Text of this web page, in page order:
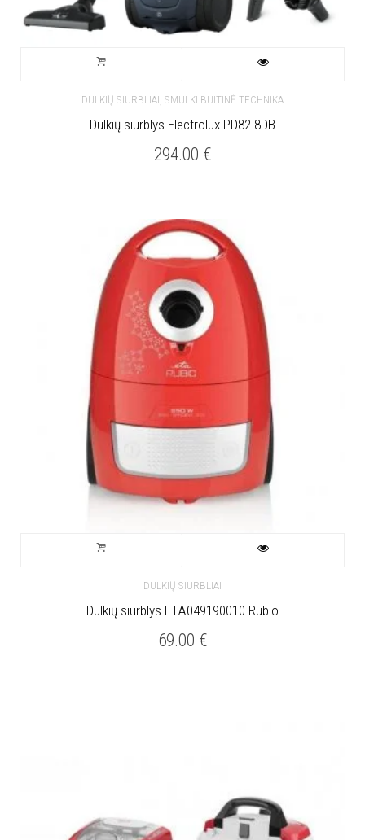
DULKIŲ SIURBLIAI, SMULKI BUITINĖ TECHNIKA
Dulkių siurblys Electrolux PD82-8DB
294.00 €
DULKIŲ SIURBLIAI
Dulkių siurblys ETA049190010 Rubio
69.00 €